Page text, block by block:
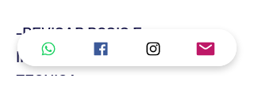
-REVISAR DOSIS E
INSTRUCCIONES EN FICHA
TECNICA-